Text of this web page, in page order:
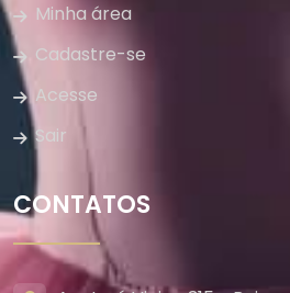
Minha área
Cadastre-se
Acesse
Sair
CONTATOS